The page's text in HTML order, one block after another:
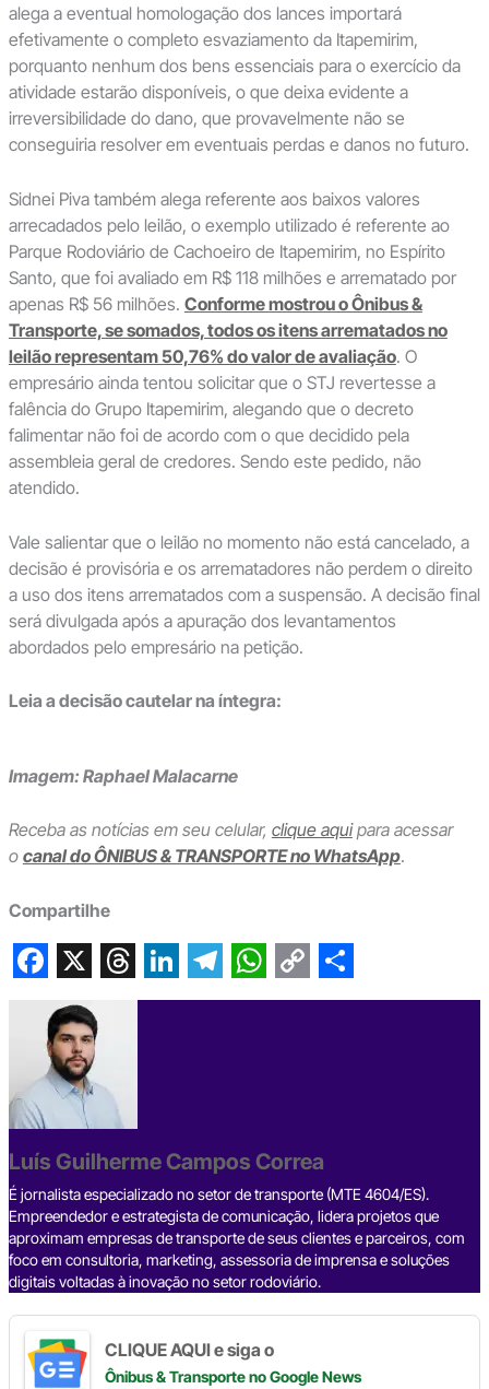
alega a eventual homologação dos lances importará
efetivamente o completo esvaziamento da Itapemirim,
porquanto nenhum dos bens essenciais para o exercício da
atividade estarão disponíveis, o que deixa evidente a
irreversibilidade do dano, que provavelmente não se
conseguiria resolver em eventuais perdas e danos no futuro.
Sidnei Piva também alega referente aos baixos valores
arrecadados pelo leilão, o exemplo utilizado é referente ao
Parque Rodoviário de Cachoeiro de Itapemirim, no Espírito
Santo, que foi avaliado em R$ 118 milhões e arrematado por
apenas R$ 56 milhões. Conforme mostrou o Ônibus &
Transporte, se somados, todos os itens arrematados no
leilão representam 50,76% do valor de avaliação. O
empresário ainda tentou solicitar que o STJ revertesse a
falência do Grupo Itapemirim, alegando que o decreto
falimentar não foi de acordo com o que decidido pela
assembleia geral de credores. Sendo este pedido, não
atendido.
Vale salientar que o leilão no momento não está cancelado, a
decisão é provisória e os arrematadores não perdem o direito
a uso dos itens arrematados com a suspensão. A decisão final
será divulgada após a apuração dos levantamentos
abordados pelo empresário na petição.
Leia a decisão cautelar na íntegra:
Imagem: Raphael Malacarne
Receba as notícias em seu celular, clique aquipara acessar
o canal do ÔNIBUS & TRANSPORTE no WhatsApp.
Compartilhe
e
b
o
o
k
X
e
a
d
s
L
d
I
n
T
r
a
m
W
A
p
p
C
i
n
k
S
Luís Guilherme Campos Correa
É jornalista especializado no setor de transporte (MTE 4604/ES).
Empreendedor e estrategista de comunicação, lidera projetos que
aproximam empresas de transporte de seus clientes e parceiros, com
foco em consultoria, marketing, assessoria de imprensa e soluções
digitais voltadas à inovação no setor rodoviário.
CLIQUE AQUI e siga o
Ônibus & Transporteno Google News